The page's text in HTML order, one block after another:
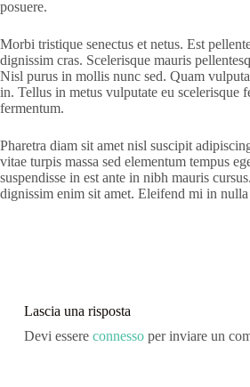
posuere.
Morbi tristique senectus et netus. Est
dignissim cras. Scelerisque mauris
Nisl purus in mollis nunc sed. Quam
in. Tellus in metus vulputate eu scelerisque
fermentum.
Pharetra diam sit amet nisl suscipit
vitae turpis massa sed elementum tempus
suspendisse in est ante in nibh mauris
dignissim enim sit amet. Eleifend mi in nulla
Lascia una risposta
Devi essere connessoper inviare un